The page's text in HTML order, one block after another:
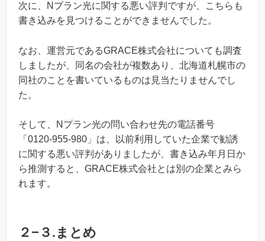
次に、Nプラン光に関する悪い評判ですが、こちらも
書き込みを見つけることができませんでした。
なお、運営元であるGRACE株式会社についても調査
しましたが、同名の会社が複数あり、北海道札幌市の
同社のことを書いているものは見当たりませんでし
た。
そして、Nプラン光の問い合わせ先の電話番号
「0120-955-980」は、以前利用していた企業で勧誘
に関する悪い評判がありましたが、書き込み年月日か
ら推測すると、GRACE株式会社とは別の企業とみら
れます。
２−３.まとめ